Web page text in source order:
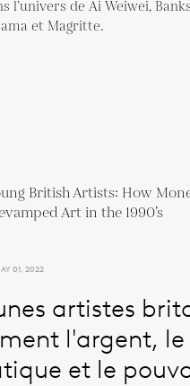
l’univers de Ai Weiwei,
et Magritte.
01, 2022
artistes
l'argent,
et le